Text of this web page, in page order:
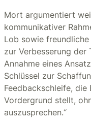
Mort argumentiert
kommunikativer
Lob sowie
zur Verbesserung
Annahme eines
Schlüssel zur
Feedbackschleife,
Vordergrund stellt,
auszusprechen.“